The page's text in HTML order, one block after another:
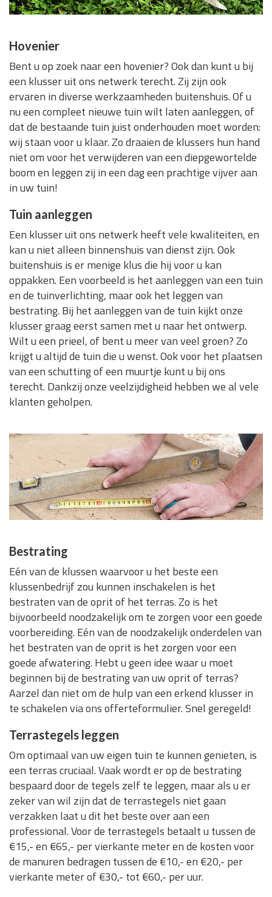
Hovenier
Bent u op zoek naar een hovenier? Ook dan kunt u bij
een klusser uit ons netwerk terecht. Zij zijn ook
ervaren in diverse werkzaamheden buitenshuis. Of u
nu een compleet nieuwe tuin wilt laten aanleggen, of
dat de bestaande tuin juist onderhouden moet worden:
wij staan voor u klaar. Zo draaien de klussers hun hand
niet om voor het verwijderen van een diepgewortelde
boom en leggen zij in een dag een prachtige vijver aan
in uw tuin!
Tuin aanleggen
Een klusser uit ons netwerk heeft vele kwaliteiten, en
kan u niet alleen binnenshuis van dienst zijn. Ook
buitenshuis is er menige klus die hij voor u kan
oppakken. Een voorbeeld is het aanleggen van een tuin
en de tuinverlichting, maar ook het leggen van
bestrating. Bij het aanleggen van de tuin kijkt onze
klusser graag eerst samen met u naar het ontwerp.
Wilt u een prieel, of bent u meer van veel groen? Zo
krijgt u altijd de tuin die u wenst. Ook voor het plaatsen
van een schutting of een muurtje kunt u bij ons
terecht. Dankzij onze veelzijdigheid hebben we al vele
klanten geholpen.
Bestrating
Eén van de klussen waarvoor u het beste een
klussenbedrijf zou kunnen inschakelen is het
bestraten van de oprit of het terras. Zo is het
bijvoorbeeld noodzakelijk om te zorgen voor een goede
voorbereiding. Eén van de noodzakelijk onderdelen van
het bestraten van de oprit is het zorgen voor een
goede afwatering. Hebt u geen idee waar u moet
beginnen bij de bestrating van uw oprit of terras?
Aarzel dan niet om de hulp van een erkend klusser in
te schakelen via ons offerteformulier. Snel geregeld!
Terrastegels leggen
Om optimaal van uw eigen tuin te kunnen genieten, is
een terras cruciaal. Vaak wordt er op de bestrating
bespaard door de tegels zelf te leggen, maar als u er
zeker van wil zijn dat de terrastegels niet gaan
verzakken laat u dit het beste over aan een
professional. Voor de terrastegels betaalt u tussen de
€15,- en €65,- per vierkante meter en de kosten voor
de manuren bedragen tussen de €10,- en €20,- per
vierkante meter of €30,- tot €60,- per uur.